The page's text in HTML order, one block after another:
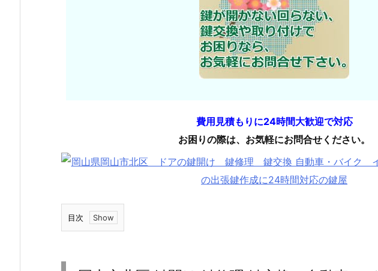
費用見積もりに24時間大歓迎で対応
お困りの際は、お気軽にお問合せください。
目次
1.